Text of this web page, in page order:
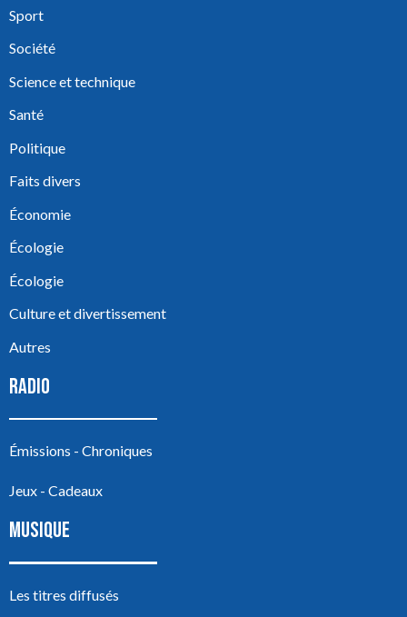
Sport
Société
Science et technique
Santé
Politique
Faits divers
Économie
Écologie
Écologie
Culture et divertissement
Autres
RADIO
Émissions - Chroniques
Jeux - Cadeaux
MUSIQUE
Les titres diffusés